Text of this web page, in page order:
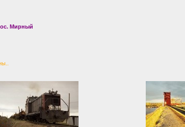
Мирный